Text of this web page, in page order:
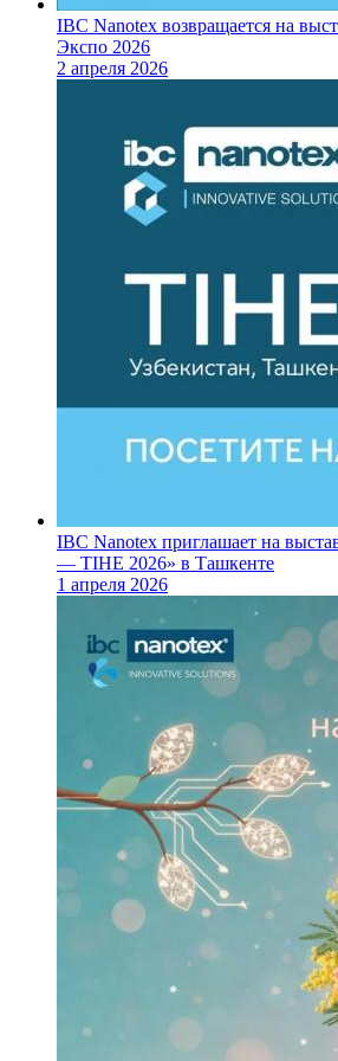
IBC Nanotex возвращается на
Экспо 2026
2 апреля 2026
IBC Nanotex приглашает на
— TIHE 2026» в Ташкенте
1 апреля 2026